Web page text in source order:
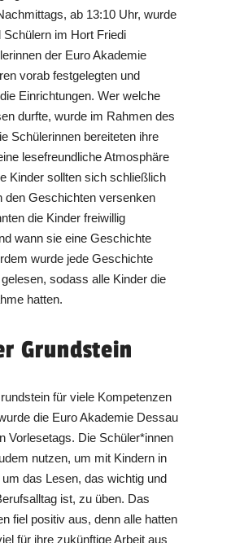
ab 13:10 Uhr, wurde
Schülern im Hort Friedi
der Euro Akademie
vorab festgelegten und
Einrichtungen. Wer welche
durfte, wurde im Rahmen des
Schülerinnen bereiteten ihre
lesefreundliche Atmosphäre
Kinder sollten sich schließlich
den Geschichten versenken
die Kinder freiwillig
wann sie eine Geschichte
wurde jede Geschichte
sodass alle Kinder die
hatten.
Grundstein
für viele Kompetenzen
die Euro Akademie Dessau
Vorlesetags. Die Schüler*innen
nutzen, um mit Kindern in
das Lesen, das wichtig und
ist, zu üben. Das
fiel positiv aus, denn alle hatten
für ihre zukünftige Arbeit aus